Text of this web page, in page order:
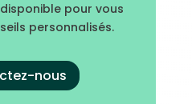
pour vous
personnalisés.
nous